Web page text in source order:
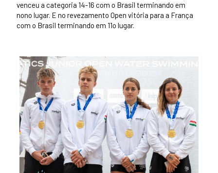
venceu a categoria 14-16 com o Brasil terminando em
nono lugar. E no revezamento Open vitória para a França
com o Brasil terminando em 11o lugar.